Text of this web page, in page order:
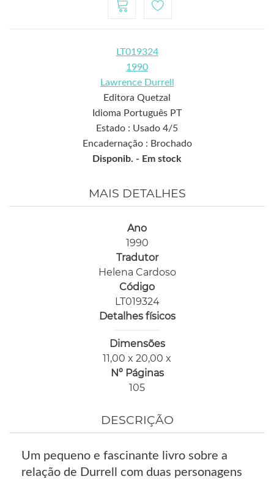
LT019324
1990
Lawrence Durrell
Editora Quetzal
Idioma Português PT
Estado : Usado 4/5
Encadernação : Brochado
Disponib. - Em stock
MAIS DETALHES
Ano
1990
Tradutor
Helena Cardoso
Código
LT019324
Detalhes físicos
Dimensões
11,00 x 20,00 x
Nº Páginas
105
DESCRIÇÃO
Um pequeno e fascinante livro sobre a
relação de Durrell com duas personagens